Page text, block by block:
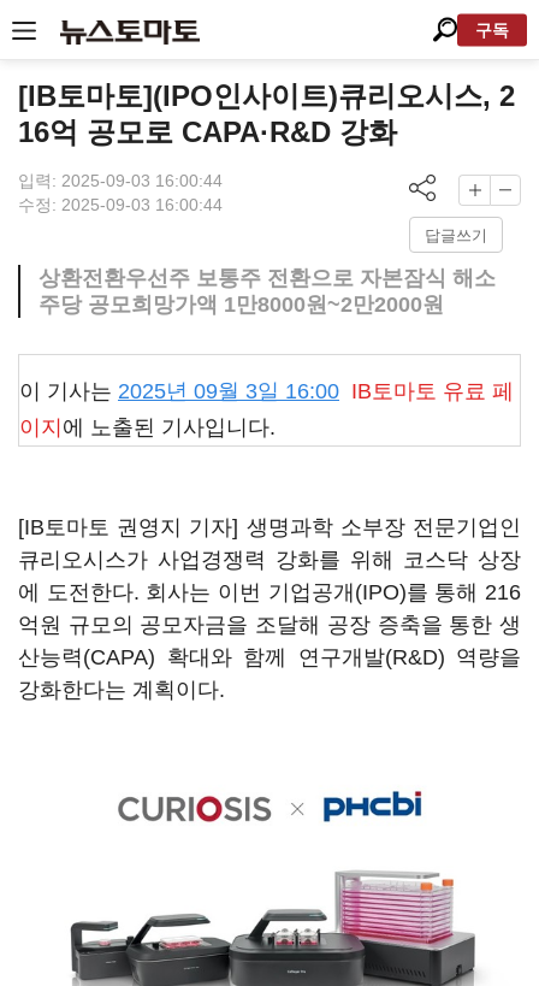
구독
[IB토마토](IPO인사이트)큐리오시스, 2
16억 공모로 CAPA·R&D 강화
입력: 2025-09-03 16:00:44
수정: 2025-09-03 16:00:44
답글쓰기
상환전환우선주 보통주 전환으로 자본잠식 해소
주당 공모희망가액 1만8000원~2만2000원
이 기사는 2025년 09월 3일 16:00 IB토마토 유료 페
이지 에 노출된 기사입니다.
[IB토마토 권영지 기자] 생명과학 소부장 전문기업인
큐리오시스가 사업경쟁력 강화를 위해 코스닥 상장
에 도전한다. 회사는 이번 기업공개(IPO)를 통해 216
억원 규모의 공모자금을 조달해 공장 증축을 통한 생
산능력(CAPA) 확대와 함께 연구개발(R&D) 역량을
강화한다는 계획이다.